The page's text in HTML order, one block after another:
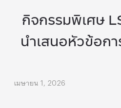
กิจกรรมพิเศษ
นำเสนอหัวข้อก
เมษายน 1, 2026